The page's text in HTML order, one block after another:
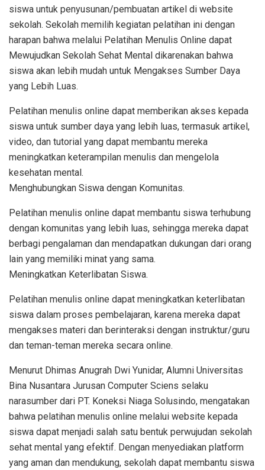
siswa untuk penyusunan/pembuatan artikel di website
sekolah. Sekolah memilih kegiatan pelatihan ini dengan
harapan bahwa melalui Pelatihan Menulis Online dapat
Mewujudkan Sekolah Sehat Mental dikarenakan bahwa
siswa akan lebih mudah untuk Mengakses Sumber Daya
yang Lebih Luas.
Pelatihan menulis online dapat memberikan akses kepada
siswa untuk sumber daya yang lebih luas, termasuk artikel,
video, dan tutorial yang dapat membantu mereka
meningkatkan keterampilan menulis dan mengelola
kesehatan mental.
Menghubungkan Siswa dengan Komunitas.
Pelatihan menulis online dapat membantu siswa terhubung
dengan komunitas yang lebih luas, sehingga mereka dapat
berbagi pengalaman dan mendapatkan dukungan dari orang
lain yang memiliki minat yang sama.
Meningkatkan Keterlibatan Siswa.
Pelatihan menulis online dapat meningkatkan keterlibatan
siswa dalam proses pembelajaran, karena mereka dapat
mengakses materi dan berinteraksi dengan instruktur/guru
dan teman-teman mereka secara online.
Menurut Dhimas Anugrah Dwi Yunidar, Alumni Universitas
Bina Nusantara Jurusan Computer Sciens selaku
narasumber dari PT. Koneksi Niaga Solusindo, mengatakan
bahwa pelatihan menulis online melalui website kepada
siswa dapat menjadi salah satu bentuk perwujudan sekolah
sehat mental yang efektif. Dengan menyediakan platform
yang aman dan mendukung, sekolah dapat membantu siswa